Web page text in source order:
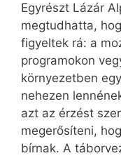
Egyrészt Lázár
megtudhatta,
figyeltek rá: a
programokon
környezetben
nehezen
azt az érzést
megerősíteni,
bírnak. A